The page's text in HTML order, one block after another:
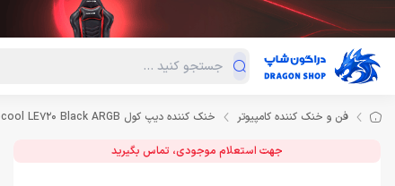
دسته‌بندی محصولات فروش ویژه
فن و خنک کننده کامپیوتر خنک کننده دیپ کول Deepcool LE720 Black ARGB
جهت استعلام موجودی، تماس بگیرید